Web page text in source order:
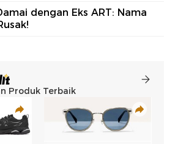
dengan Eks ART: Nama